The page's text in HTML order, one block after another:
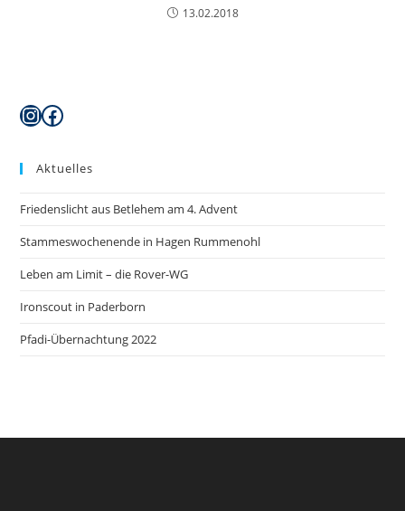
13.02.2018
Instagram
Facebook
Aktuelles
Friedenslicht aus Betlehem am 4. Advent
Stammeswochenende in Hagen Rummenohl
Leben am Limit – die Rover-WG
Ironscout in Paderborn
Pfadi-Übernachtung 2022